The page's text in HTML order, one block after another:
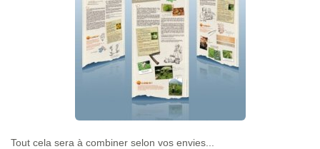
Tout cela sera à combiner selon vos envies...